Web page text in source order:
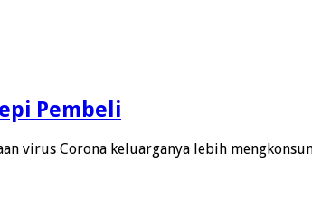
Pembeli
virus Corona keluarganya lebih